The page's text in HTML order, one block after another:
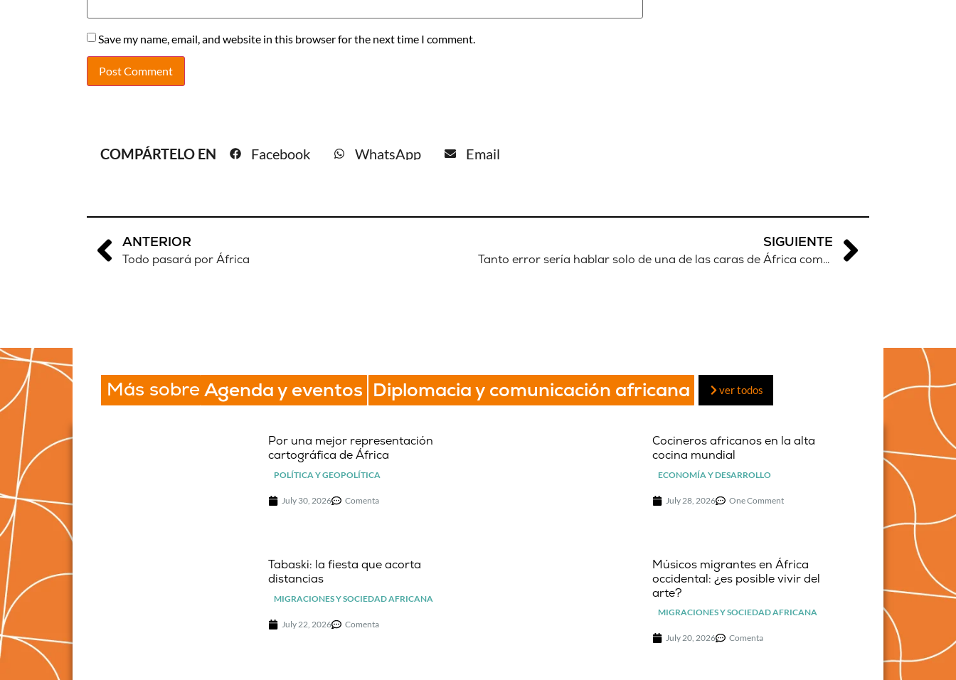
Save my name, email, and website in this browser for the next time I comment.
COMPÁRTELO EN Facebook WhatsApp Email
ANTERIOR
Todo pasará por África
SIGUIENTE
Tanto error sería hablar solo de una de las caras de África como obviarla por completo
Más sobreAgenda y eventos Diplomacia y comunicación africana ver todos
Por una mejor representación
cartográfica de África
POLÍTICA Y GEOPOLÍTICA
July 30, 2026 Comenta
Cocineros africanos en la alta
cocina mundial
ECONOMÍA Y DESARROLLO
July 28, 2026 One Comment
Tabaski: la fiesta que acorta
distancias
MIGRACIONES Y SOCIEDAD AFRICANA
July 22, 2026 Comenta
Músicos migrantes en África
occidental: ¿es posible vivir del
arte?
MIGRACIONES Y SOCIEDAD AFRICANA
July 20, 2026 Comenta